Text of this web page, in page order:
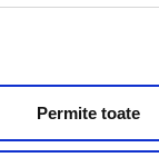
Permite toate